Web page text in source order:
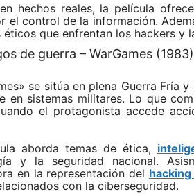
hechos reales, la película
el control de la información.
éticos que enfrentan los hackers y
de guerra – WarGames (1983)
se sitúa en plena Guerra Fría y
en sistemas militares. Lo que
el protagonista accede
aborda temas de ética,
y la seguridad nacional.
en la representación del
con la ciberseguridad.